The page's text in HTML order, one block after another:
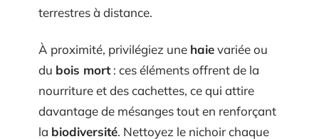
terrestres à distance.
À proximité, privilégiez une haievariée ou
du bois mort: ces éléments offrent de la
nourriture et des cachettes, ce qui attire
davantage de mésanges tout en renforçant
la biodiversité. Nettoyez le nichoir chaque